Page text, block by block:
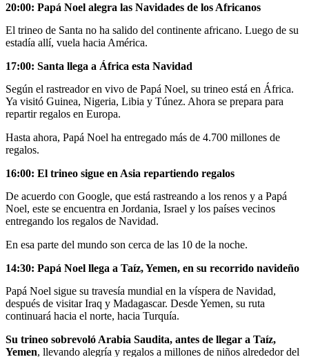
20:00: Papá Noel alegra las Navidades de los Africanos
El trineo de Santa no ha salido del continente africano. Luego de su
estadía allí, vuela hacia América.
17:00: Santa llega a África esta Navidad
Según el rastreador en vivo de Papá Noel, su trineo está en África.
Ya visitó Guinea, Nigeria, Libia y Túnez. Ahora se prepara para
repartir regalos en Europa.
Hasta ahora, Papá Noel ha entregado más de 4.700 millones de
regalos.
16:00: El trineo sigue en Asia repartiendo regalos
De acuerdo con Google, que está rastreando a los renos y a Papá
Noel, este se encuentra en Jordania, Israel y los países vecinos
entregando los regalos de Navidad.
En esa parte del mundo son cerca de las 10 de la noche.
14:30: Papá Noel llega a Taíz, Yemen, en su recorrido navideño
Papá Noel sigue su travesía mundial en la víspera de Navidad,
después de visitar Iraq y Madagascar. Desde Yemen, su ruta
continuará hacia el norte, hacia Turquía.
Su trineo sobrevoló Arabia Saudita, antes de llegar a Taíz,
Yemen, llevando alegría y regalos a millones de niños alrededor del